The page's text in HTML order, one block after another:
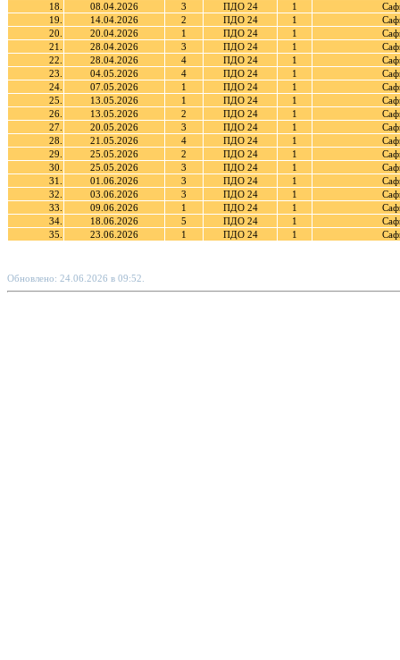
18.
08.04.2026 3 ПДО 24 1
19.
14.04.2026 2 ПДО 24 1
20.
20.04.2026 1 ПДО 24 1
21.
28.04.2026 3 ПДО 24 1
22.
28.04.2026 4 ПДО 24 1
23.
04.05.2026 4 ПДО 24 1
24.
07.05.2026 1 ПДО 24 1
25.
13.05.2026 1 ПДО 24 1
26.
13.05.2026 2 ПДО 24 1
27.
20.05.2026 3 ПДО 24 1
28.
21.05.2026 4 ПДО 24 1
29.
25.05.2026 2 ПДО 24 1
30.
25.05.2026 3 ПДО 24 1
31.
01.06.2026 3 ПДО 24 1
32.
03.06.2026 3 ПДО 24 1
33.
09.06.2026 1 ПДО 24 1
34.
18.06.2026 5 ПДО 24 1
35.
23.06.2026 1 ПДО 24 1
Обновлено: 24.06.2026 в 09:52.